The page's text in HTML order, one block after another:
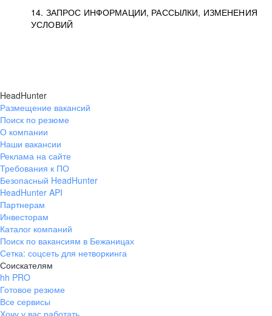
14. ЗАПРОС ИНФОРМАЦИИ, РАССЫЛКИ, ИЗМЕНЕНИЯ
УСЛОВИЙ
HeadHunter
Размещение вакансий
Поиск по резюме
О компании
Наши вакансии
Реклама на сайте
Требования к ПО
Безопасный HeadHunter
HeadHunter API
Партнерам
Инвесторам
Каталог компаний
Поиск по вакансиям в Бежаницах
Сетка: соцсеть для нетворкинга
Соискателям
hh PRO
Готовое резюме
Все сервисы
Хочу у вас работать